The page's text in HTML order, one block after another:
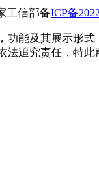
工信部备ICP备
功能及其展示形
法追究责任，特此